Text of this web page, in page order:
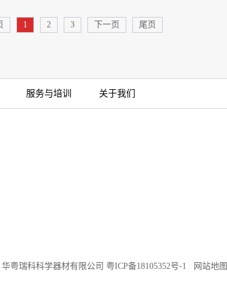
1 2 3 下一页 尾页
服务与培训 关于我们
粤瑞科科学器材有限公司 粤ICP备18105352号-1 网站地图